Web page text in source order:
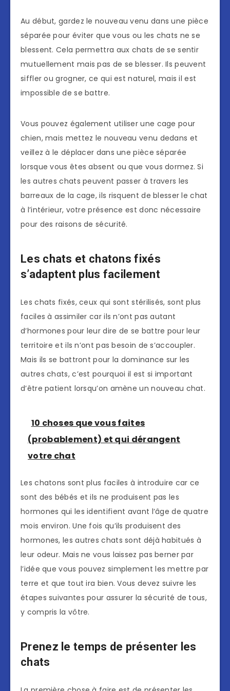
Au début, gardez le nouveau venu dans une pièce
séparée pour éviter que vous ou les chats ne se
blessent. Cela permettra aux chats de se sentir
mutuellement mais pas de se blesser. Ils peuvent
siffler ou grogner, ce qui est naturel, mais il est
impossible de se battre.
Vous pouvez également utiliser une cage pour
chien, mais mettez le nouveau venu dedans et
veillez à le déplacer dans une pièce séparée
lorsque vous êtes absent ou que vous dormez. Si
les autres chats peuvent passer à travers les
barreaux de la cage, ils risquent de blesser le chat
à l’intérieur, votre présence est donc nécessaire
pour des raisons de sécurité.
Les chats et chatons fixés
s’adaptent plus facilement
Les chats fixés, ceux qui sont stérilisés, sont plus
faciles à assimiler car ils n’ont pas autant
d’hormones pour leur dire de se battre pour leur
territoire et ils n’ont pas besoin de s’accoupler.
Mais ils se battront pour la dominance sur les
autres chats, c’est pourquoi il est si important
d’être patient lorsqu’on amène un nouveau chat.
10 choses que vous faites
(probablement) et qui dérangent
votre chat
Les chatons sont plus faciles à introduire car ce
sont des bébés et ils ne produisent pas les
hormones qui les identifient avant l’âge de quatre
mois environ. Une fois qu’ils produisent des
hormones, les autres chats sont déjà habitués à
leur odeur. Mais ne vous laissez pas berner par
l’idée que vous pouvez simplement les mettre par
terre et que tout ira bien. Vous devez suivre les
étapes suivantes pour assurer la sécurité de tous,
y compris la vôtre.
Prenez le temps de présenter les
chats